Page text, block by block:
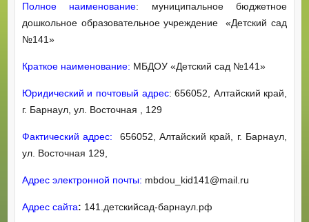
Полное наименование: муниципальное бюджетное
дошкольное образовательное учреждение «Детский сад
№141»
Краткое наименование: МБДОУ «Детский сад №141»
Юридический и почтовый адрес: 656052, Алтайский край,
г. Барнаул, ул. Восточная , 129
Фактический адрес: 656052, Алтайский край, г. Барнаул,
ул. Восточная 129,
Адрес электронной почты: mbdou_kid141@mail.ru
Адрес сайта: 141.детскийсад-барнаул.рф